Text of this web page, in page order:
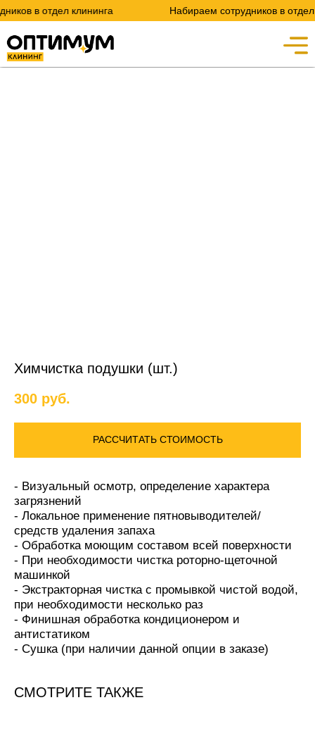
в отдел клининга Набираем сотрудников в отдел
Химчистка подушки (шт.)
300 руб.
РАССЧИТАТЬ СТОИМОСТЬ
- Визуальный осмотр, определение характера
загрязнений
- Локальное применение пятновыводителей/
средств удаления запаха
- Обработка моющим составом всей поверхности
- При необходимости чистка роторно-щеточной
машинкой
- Экстракторная чистка с промывкой чистой водой,
при необходимости несколько раз
- Финишная обработка кондиционером и
антистатиком
- Сушка (при наличии данной опции в заказе)
СМОТРИТЕ ТАКЖЕ